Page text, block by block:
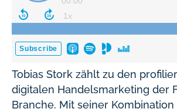
Tobias Stork zählt zu den
digitalen Handelsmarketing der
Branche. Mit seiner Kombination